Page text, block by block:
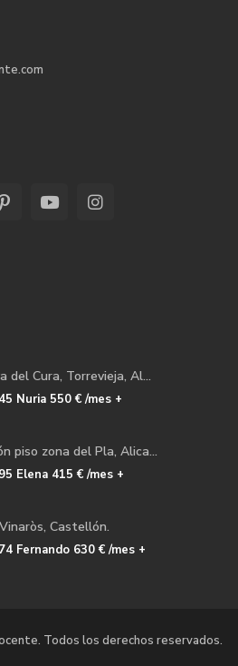
del Cura, Torrevieja, Al...
Nuria 550 €/mes +
piso zona del Pla, Alica...
Elena 415 €/mes +
Castellón.
Fernando 630 €/mes +
Todos los derechos reservados.